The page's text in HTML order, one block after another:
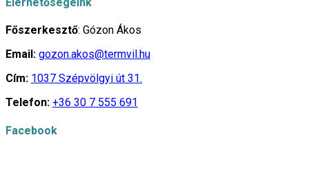
Főszerkesztő: Gózon Ákos
Email: gozon.akos@termvil.hu
Cím: 1037 Szépvölgyi út 31.
Telefon: +36 30 7 555 691
Facebook